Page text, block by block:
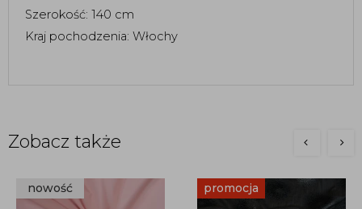
Szerokość: 140 cm
Kraj pochodzenia: Włochy
Zobacz także
nowość promocja